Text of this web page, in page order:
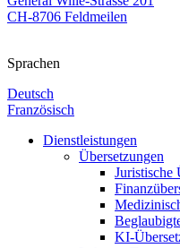
CH-8706 Feldmeilen
Sprachen
Deutsch
Französisch
Dienstleistungen
Übersetzungen
Juristische
KI-